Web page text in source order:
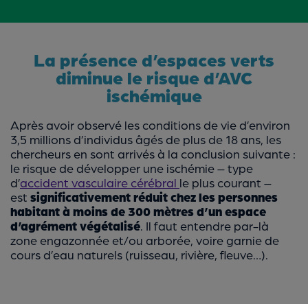
La présence d’espaces verts
diminue le risque d’AVC
ischémique
Après avoir observé les conditions de vie d’environ
3,5 millions d’individus âgés de plus de 18 ans, les
chercheurs en sont arrivés à la conclusion suivante :
le risque de développer une ischémie – type
d’accident vasculaire cérébral le plus courant –
est significativement réduit chez les personnes
habitant à moins de 300 mètres d’un espace
d’agrément végétalisé . Il faut entendre par-là
zone engazonnée et/ou arborée, voire garnie de
cours d’eau naturels (ruisseau, rivière, fleuve…).